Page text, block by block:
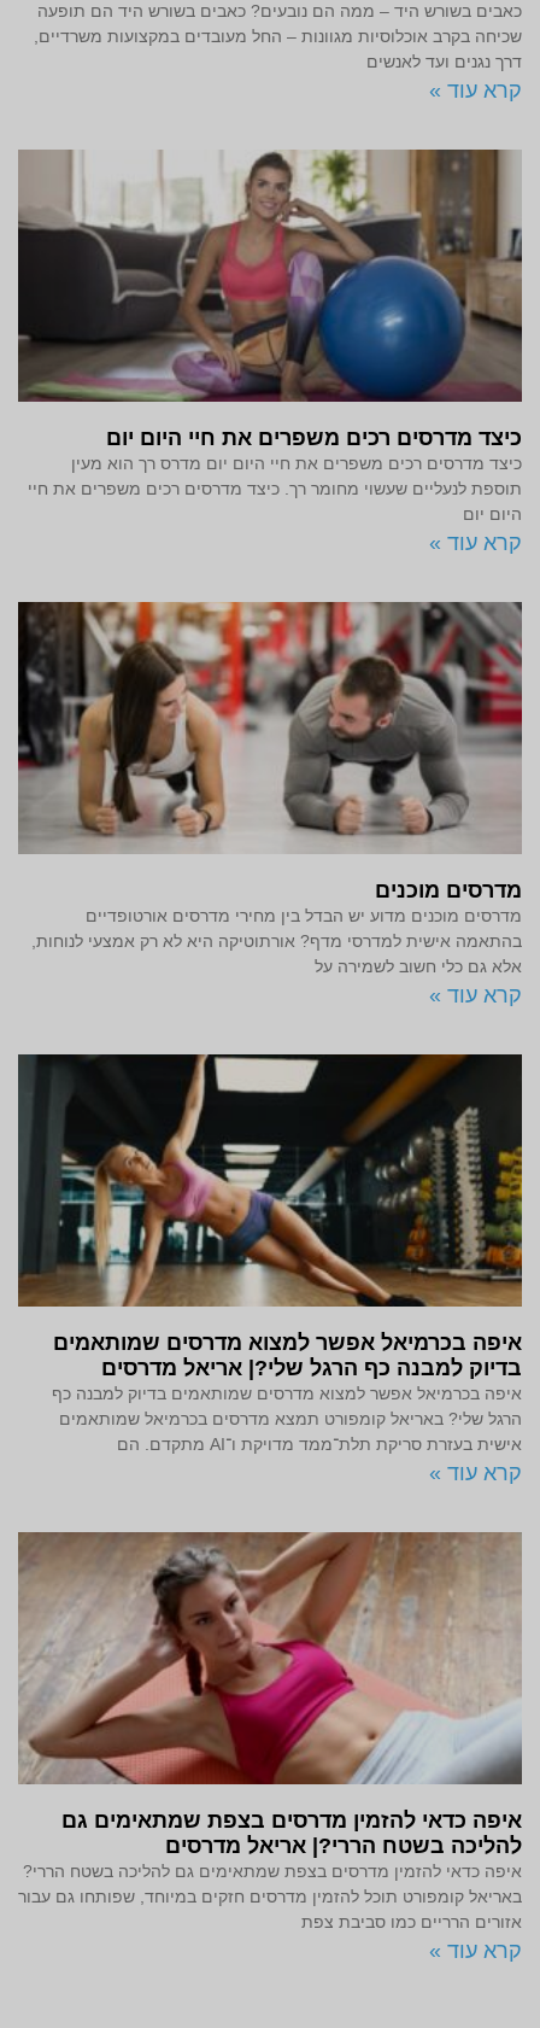
כאבים בשורש היד – ממה הם נובעים? כאבים בשורש היד הם תופעה
שכיחה בקרב אוכלוסיות מגוונות – החל מעובדים במקצועות משרדיים,
דרך נגנים ועד לאנשים
קרא עוד »
כיצד מדרסים רכים משפרים את חיי היום יום
כיצד מדרסים רכים משפרים את חיי היום יום מדרס רך הוא מעין
תוספת לנעליים שעשוי מחומר רך. כיצד מדרסים רכים משפרים את חיי
היום יום
קרא עוד »
מדרסים מוכנים
מדרסים מוכנים מדוע יש הבדל בין מחירי מדרסים אורטופדיים
בהתאמה אישית למדרסי מדף? אורתוטיקה היא לא רק אמצעי לנוחות,
אלא גם כלי חשוב לשמירה על
קרא עוד »
איפה בכרמיאל אפשר למצוא מדרסים שמותאמים
בדיוק למבנה כף הרגל שלי?| אריאל מדרסים
איפה בכרמיאל אפשר למצוא מדרסים שמותאמים בדיוק למבנה כף
הרגל שלי? באריאל קומפורט תמצא מדרסים בכרמיאל שמותאמים
אישית בעזרת סריקת תלת־ממד מדויקת ו־AI מתקדם. הם
קרא עוד »
איפה כדאי להזמין מדרסים בצפת שמתאימים גם
להליכה בשטח הררי?| אריאל מדרסים
איפה כדאי להזמין מדרסים בצפת שמתאימים גם להליכה בשטח הררי?
באריאל קומפורט תוכל להזמין מדרסים חזקים במיוחד, שפותחו גם עבור
אזורים הרריים כמו סביבת צפת
קרא עוד »